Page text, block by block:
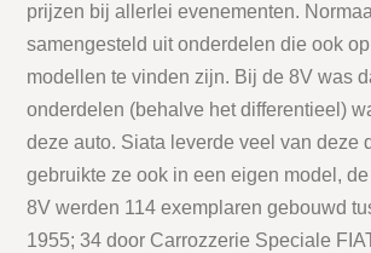
prijzen bij allerlei evenementen.
samengesteld uit onderdelen die ook
modellen te vinden zijn. Bij de 8V was
onderdelen (behalve het differentieel)
deze auto. Siata leverde veel van deze
gebruikte ze ook in een eigen model,
8V werden 114 exemplaren gebouwd
1955; 34 door Carrozzerie Speciale